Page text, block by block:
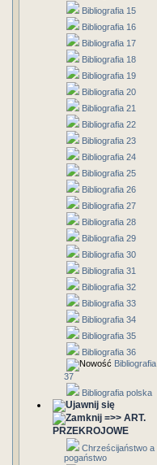
Bibliografia 15
Bibliografia 16
Bibliografia 17
Bibliografia 18
Bibliografia 19
Bibliografia 20
Bibliografia 21
Bibliografia 22
Bibliografia 23
Bibliografia 24
Bibliografia 25
Bibliografia 26
Bibliografia 27
Bibliografia 28
Bibliografia 29
Bibliografia 30
Bibliografia 31
Bibliografia 32
Bibliografia 33
Bibliografia 34
Bibliografia 35
Bibliografia 36
Bibliografia
37
Bibliografia polska
=>> ART.
PRZEKROJOWE
Chrześcijaństwo a
pogaństwo